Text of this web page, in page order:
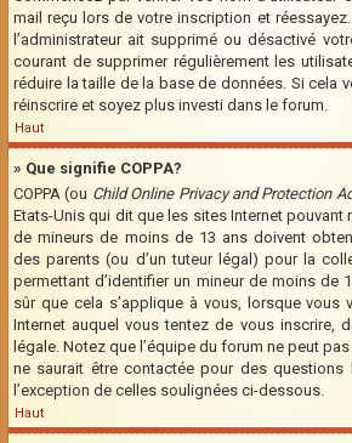
mail reçu lors de votre inscription et
l’administrateur ait supprimé ou désactivé
courant de supprimer régulièrement les
réduire la taille de la base de données. Si cela
réinscrire et soyez plus investi dans le forum.
Haut
» Que signifie COPPA?
COPPA (ou Child Online Privacy and Protection
Etats-Unis qui dit que les sites Internet
de mineurs de moins de 13 ans doivent
des parents (ou d’un tuteur légal) pour la
permettant d’identifier un mineur de moins de
sûr que cela s’applique à vous, lorsque vous
Internet auquel vous tentez de vous inscrire,
légale. Notez que l’équipe du forum ne peut
ne saurait être contactée pour des
l’exception de celles soulignées ci-dessous.
Haut